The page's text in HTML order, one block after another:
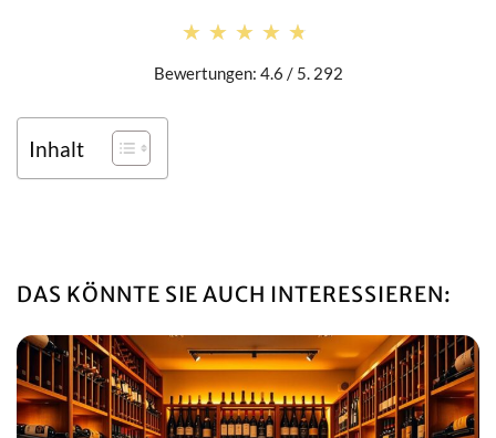
★★★★★
★★★★★
Bewertungen: 4.6 / 5. 292
Inhalt
DAS KÖNNTE SIE AUCH INTERESSIEREN: